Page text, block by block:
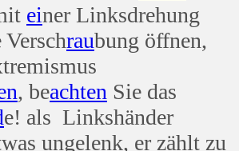
einer Linksdrehung
raubung öffnen,
, beachten Sie das
e! als Linkshänder
ungelenk, er zählt zu